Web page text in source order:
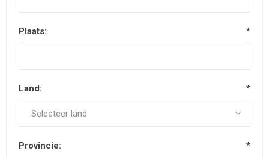
Plaats: *
Land: *
Provincie: *